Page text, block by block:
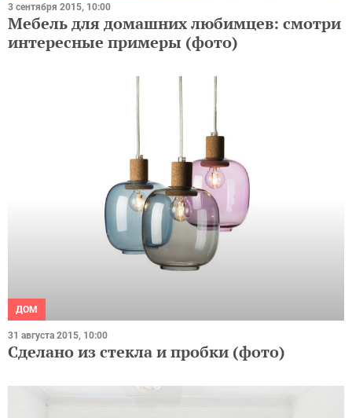
3 сентября 2015, 10:00
Мебель для домашних любимцев: смотри
интересные примеры (фото)
ДОМ
31 августа 2015, 10:00
Сделано из стекла и пробки (фото)